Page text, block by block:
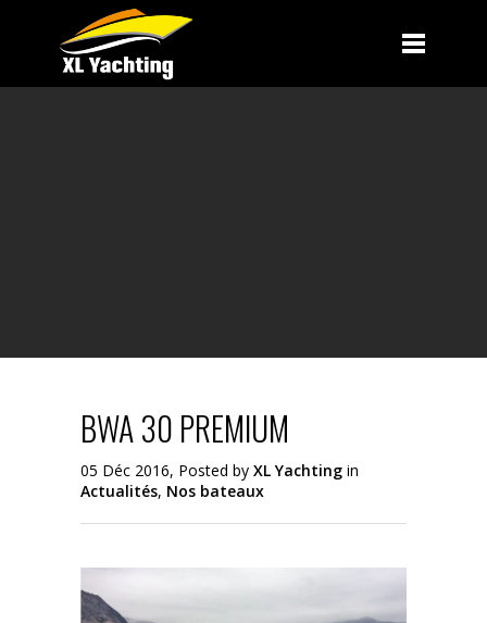
BWA 30 PREMIUM
05 Déc 2016, Posted by XL Yachting in
Actualités, Nos bateaux